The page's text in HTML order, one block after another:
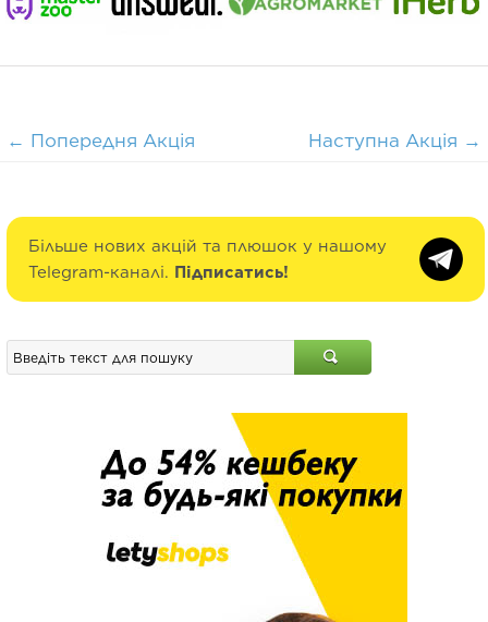
← Попередня Акція Наступна Акція →
Більше нових акцій та плюшок у нашому
Telegram-каналі. Підписатись!